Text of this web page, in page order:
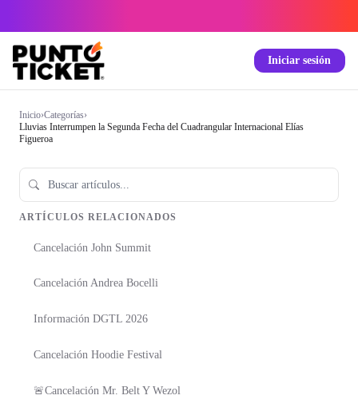
Iniciar sesión
Inicio›Categorías›
Lluvias Interrumpen la Segunda Fecha del Cuadrangular Internacional Elías
Figueroa
ARTÍCULOS RELACIONADOS
Cancelación John Summit
Cancelación Andrea Bocelli
Información DGTL 2026
Cancelación Hoodie Festival
🚨Cancelación Mr. Belt Y Wezol